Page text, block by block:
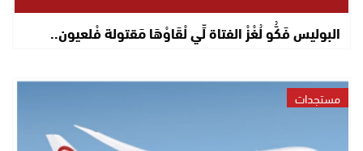
البوليس فَكُّو لُغْزْ الفتاة لِّي لْقَاوْهَا مَقتولة فْلعيون..
مستجدات